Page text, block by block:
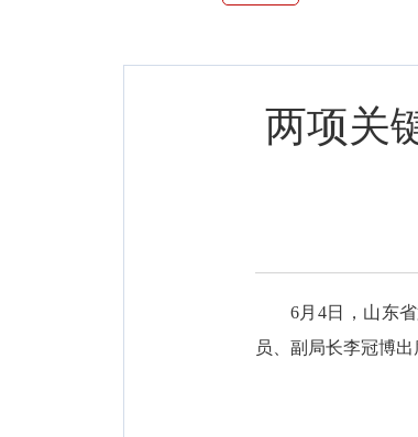
两项关
6月4日，山东
员、副局长李冠博